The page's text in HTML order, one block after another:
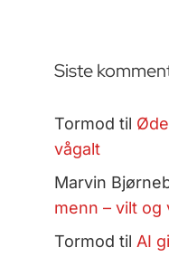
Siste
Tormod til
vågalt
Marvin
menn – vilt og
Tormod til AI